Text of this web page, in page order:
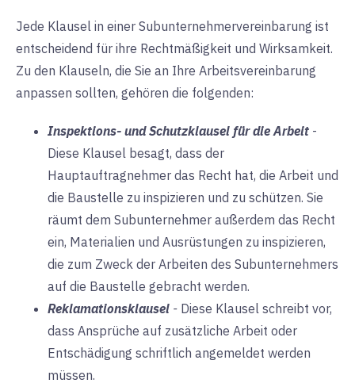
Jede Klausel in einer Subunternehmervereinbarung ist
entscheidend für ihre Rechtmäßigkeit und Wirksamkeit.
Zu den Klauseln, die Sie an Ihre Arbeitsvereinbarung
anpassen sollten, gehören die folgenden:
Inspektions- und Schutzklausel für die Arbeit -
Diese Klausel besagt, dass der
Hauptauftragnehmer das Recht hat, die Arbeit und
die Baustelle zu inspizieren und zu schützen. Sie
räumt dem Subunternehmer außerdem das Recht
ein, Materialien und Ausrüstungen zu inspizieren,
die zum Zweck der Arbeiten des Subunternehmers
auf die Baustelle gebracht werden.
Reklamationsklausel - Diese Klausel schreibt vor,
dass Ansprüche auf zusätzliche Arbeit oder
Entschädigung schriftlich angemeldet werden
müssen.